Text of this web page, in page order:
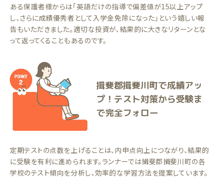
ある保護者様からは「英語だけの指導で偏差値が15以上アップ
し、さらに成績優秀者として入学金免除になった」という嬉しい報
告もいただきました。適切な投資が、結果的に大きなリターンとな
って返ってくることもあるのです。
揖斐郡揖斐川町で成績アッ
プ！テスト対策から受験ま
で完全フォロー
定期テストの点数を上げることは、内申点向上につながり、結果的
に受験を有利に進められます。ランナーでは揖斐郡揖斐川町の各
学校のテスト傾向を分析し、効率的な学習方法を提案しています。